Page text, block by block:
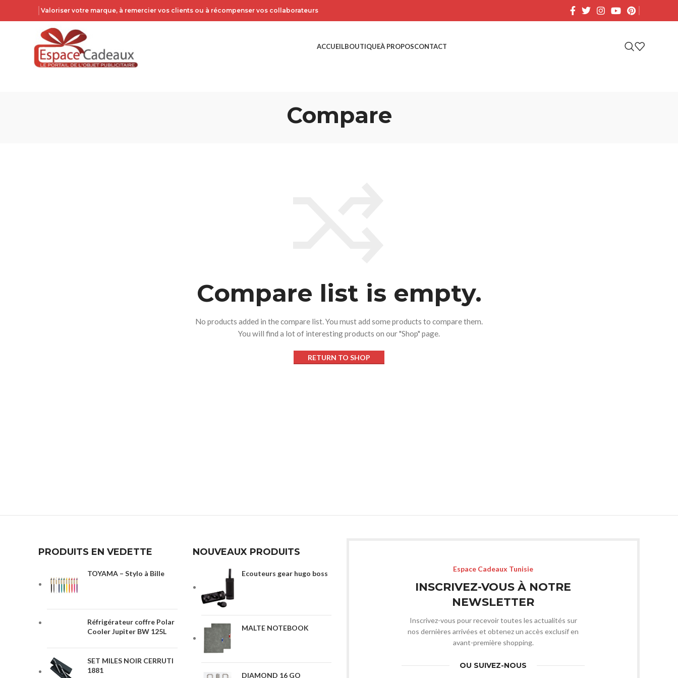
Valoriser votre marque, à remercier vos clients ou à récompenser vos collaborateurs
ACCUEILBOUTIQUEÀ PROPOSCONTACT
Compare
Compare list is empty.
No products added in the compare list. You must add some products to compare them.
You will find a lot of interesting products on our "Shop" page.
RETURN TO SHOP
PRODUITS EN VEDETTE
TOYAMA – Stylo à Bille
Réfrigérateur coffre Polar
Cooler Jupiter BW 125L
SET MILES NOIR CERRUTI
1881
NOUVEAUX PRODUITS
Ecouteurs gear hugo boss
MALTE NOTEBOOK
DIAMOND 16 GO
Espace Cadeaux Tunisie
INSCRIVEZ-VOUS À NOTRE
NEWSLETTER
Inscrivez-vous pour recevoir toutes les actualités sur
nos dernières arrivées et obtenez un accès exclusif en
avant-première shopping.
OU SUIVEZ-NOUS